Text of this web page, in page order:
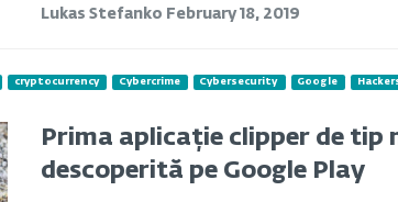
Lukas Stefanko February 18, 2019
cryptocurrency Cybercrime Cybersecurity Google
Prima aplicație clipper de tip
descoperită pe Google Play